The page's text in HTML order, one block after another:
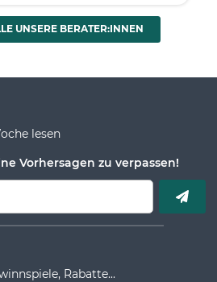
UNSERE BERATER:INNEN
lesen
Vorhersagen zu verpassen!
Rabatte...